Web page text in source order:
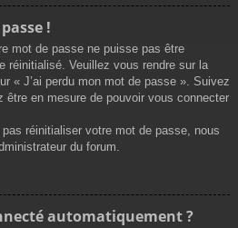
!
mot de passe ne puisse pas être
réinitialisé. Veuillez vous rendre sur la
« J’ai perdu mon mot de passe ». Suivez
en mesure de pouvoir vous connecter
réinitialiser votre mot de passe, nous
du forum.
automatiquement ?